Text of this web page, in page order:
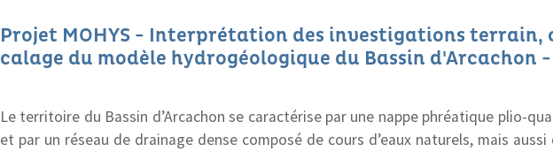
Projet MOHYS - Interprétation des investigations
calage du modèle hydrogéologique du Bassin d'Arcachon
Le territoire du Bassin d’Arcachon se caractérise par une nappe phréatique plio-
et par un réseau de drainage dense composé de cours d’eaux naturels, mais